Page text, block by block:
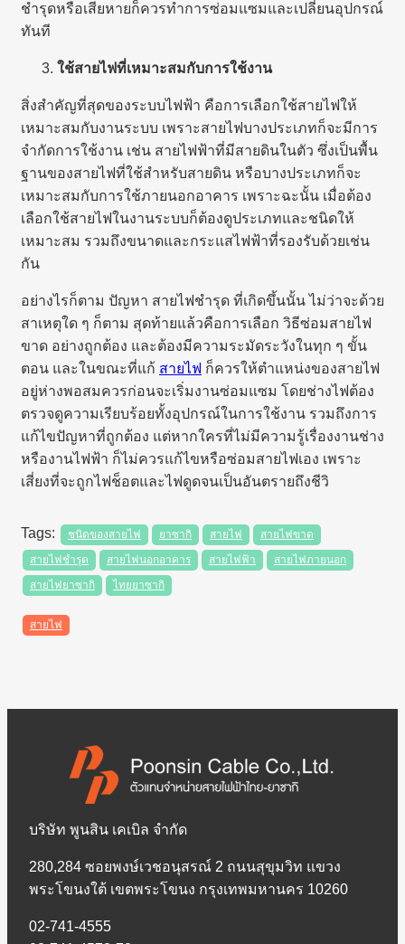
ชำรุดหรือเสียหายก็ควรทำการซ่อมแซมและเปลี่ยนอุปกรณ์
ทันที
ใช้สายไฟที่เหมาะสมกับการใช้งาน
สิ่งสำคัญที่สุดของระบบไฟฟ้า คือการเลือกใช้สายไฟให้
เหมาะสมกับงานระบบ เพราะสายไฟบางประเภทก็จะมีการ
จำกัดการใช้งาน เช่น สายไฟฟ้าที่มีสายดินในตัว ซึ่งเป็นพื้น
ฐานของสายไฟที่ใช้สำหรับสายดิน หรือบางประเภทก็จะ
เหมาะสมกับการใช้ภายนอกอาคาร เพราะฉะนั้น เมื่อต้อง
เลือกใช้สายไฟในงานระบบก็ต้องดูประเภทและชนิดให้
เหมาะสม รวมถึงขนาดและกระแสไฟฟ้าที่รองรับด้วยเช่น
กัน
อย่างไรก็ตาม ปัญหา สายไฟชำรุด ที่เกิดขึ้นนั้น ไม่ว่าจะด้วย
สาเหตุใด ๆ ก็ตาม สุดท้ายแล้วคือการเลือก วิธีซ่อมสายไฟ
ขาด อย่างถูกต้อง และต้องมีความระมัดระวังในทุก ๆ ขั้น
ตอน และในขณะที่แก้ สายไฟ ก็ควรให้ตำแหน่งของสายไฟ
อยู่ห่างพอสมควรก่อนจะเริ่มงานซ่อมแซม โดยช่างไฟต้อง
ตรวจดูความเรียบร้อยทั้งอุปกรณ์ในการใช้งาน รวมถึงการ
แก้ไขปัญหาที่ถูกต้อง แต่หากใครที่ไม่มีความรู้เรื่องงานช่าง
หรืองานไฟฟ้า ก็ไม่ควรแก้ไขหรือซ่อมสายไฟเอง เพราะ
เสี่ยงที่จะถูกไฟช็อตและไฟดูดจนเป็นอันตรายถึงชีวิ
ชนิดของสายไฟ ยาซากิ สายไฟ
สายไฟขาด
สายไฟชำรุด
สายไฟนอกอาคาร สายไฟฟ้า
สายไฟภายนอก
สายไฟยาซากิ
ไทยยาซากิ
สายไฟ
บริษัท พูนสิน เคเบิล จำกัด
280,284 ซอยพงษ์เวชอนุสรณ์ 2 ถนนสุขุมวิท แขวง
พระโขนงใต้ เขตพระโขนง กรุงเทพมหานคร 10260
02-741-4555